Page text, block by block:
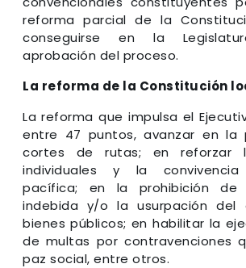
reforma parcial de la
conseguirse en la
aprobación del proceso.
La reforma de la Constitución
La reforma que impulsa el
entre 47 puntos, avanzar en la
cortes de rutas; en reforzar
individuales y la convivencia
pacífica; en la prohibición de
indebida y/o la usurpación del
bienes públicos; en habilitar la
de multas por contravenciones
paz social, entre otros.